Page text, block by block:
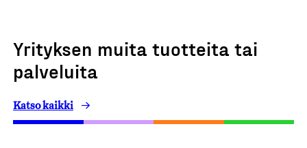
Yrityksen muita tuotteita tai
palveluita
Katso kaikki